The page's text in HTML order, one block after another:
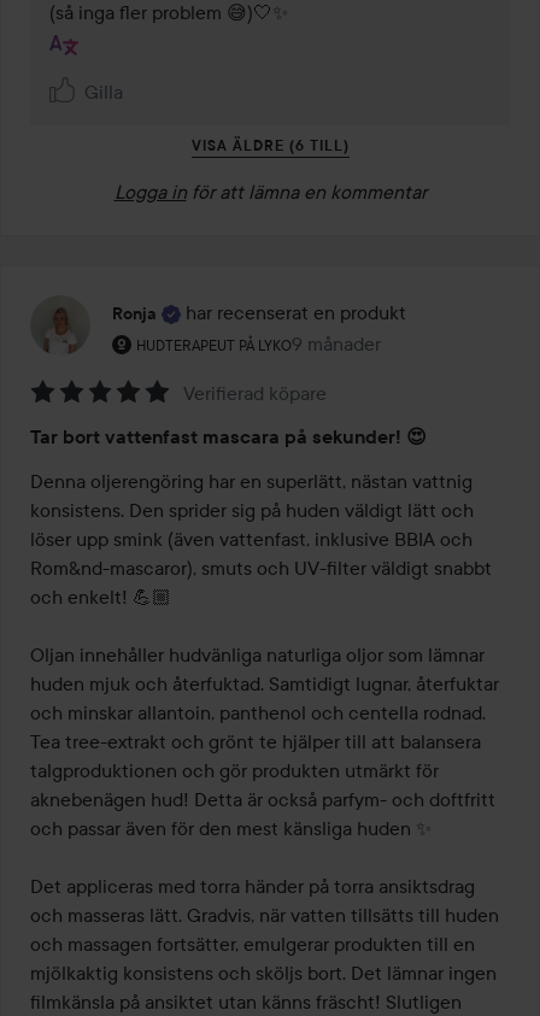
(så inga fler problem 😅)🤍✨️
Gilla
VISA ÄLDRE (6 TILL)
Logga in för att lämna en kommentar
Ronja har recenserat en produkt
HUDTERAPEUT PÅ LYKO
Användarens roll: Hudterapeut på Lyko.
9 månader
Inlägget skapades 9 månader
5
av
5
Verifierad köpare
Tar bort vattenfast mascara på sekunder! 😍
Denna oljerengöring har en superlätt, nästan vattnig
konsistens. Den sprider sig på huden väldigt lätt och
löser upp smink (även vattenfast, inklusive BBIA och
Rom&nd-mascaror), smuts och UV-filter väldigt snabbt
och enkelt! 💪🏼
Oljan innehåller hudvänliga naturliga oljor som lämnar
huden mjuk och återfuktad. Samtidigt lugnar, återfuktar
och minskar allantoin, panthenol och centella rodnad.
Tea tree-extrakt och grönt te hjälper till att balansera
talgproduktionen och gör produkten utmärkt för
aknebenägen hud! Detta är också parfym- och doftfritt
och passar även för den mest känsliga huden ✨
Det appliceras med torra händer på torra ansiktsdrag
och masseras lätt. Gradvis, när vatten tillsätts till huden
och massagen fortsätter, emulgerar produkten till en
mjölkaktig konsistens och sköljs bort. Det lämnar ingen
filmkänsla på ansiktet utan känns fräscht! Slutligen